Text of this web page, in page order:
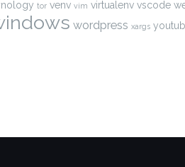
tor venv vim virtualenv vscode
wordpress xargs